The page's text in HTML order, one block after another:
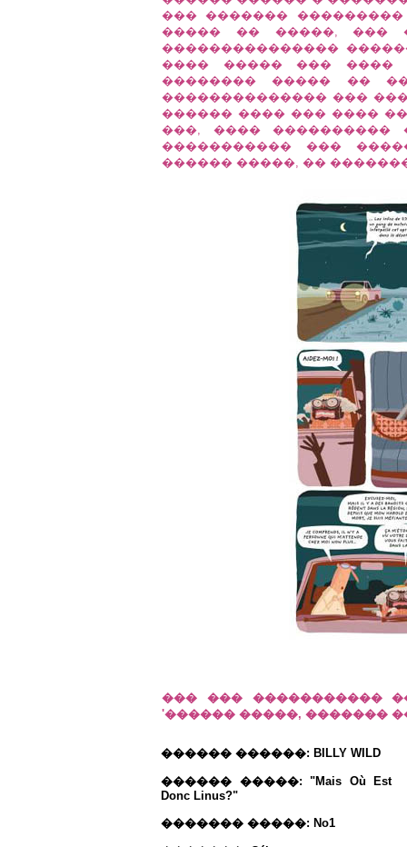
��� �������
����� �� �����, ���
���������������
���� ����� ��� ����
�������� ����� ��
�������������� ���
������ ���� ��� ����
���, ���� ����������
����������� ���
������ �����, ��
��� ��� �����������
'������ �����, �������
������ ������: BILLY WILD
������ �����: "Mais Où Est
Donc Linus?"
������� �����: No1